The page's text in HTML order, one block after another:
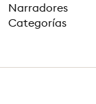
Narradores
Categorías